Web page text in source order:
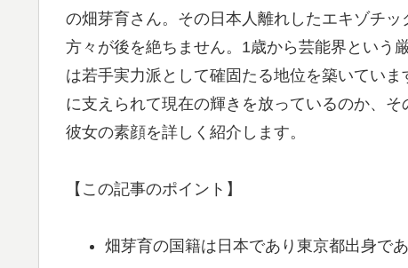
の畑芽育さん。その日本人離れしたエキゾチ
方々が後を絶ちません。1歳から芸能界という
は若手実力派として確固たる地位を築いてい
に支えられて現在の輝きを放っているのか、
彼女の素顔を詳しく紹介します。
【この記事のポイント】
畑芽育の国籍は日本であり東京都出身で